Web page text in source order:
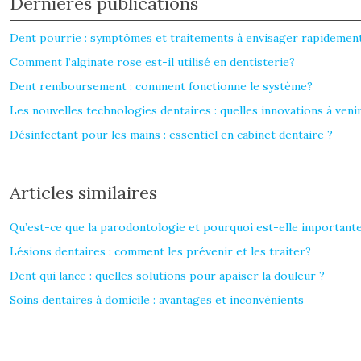
Dent pourrie : symptômes et traitements à envisager
Comment l’alginate rose est-il utilisé en dentisterie?
Dent remboursement : comment fonctionne le système?
Les nouvelles technologies dentaires : quelles innovations à
Désinfectant pour les mains : essentiel en cabinet dentaire ?
Articles similaires
Qu’est-ce que la parodontologie et pourquoi est-elle
Lésions dentaires : comment les prévenir et les traiter?
Dent qui lance : quelles solutions pour apaiser la douleur ?
Soins dentaires à domicile : avantages et inconvénients